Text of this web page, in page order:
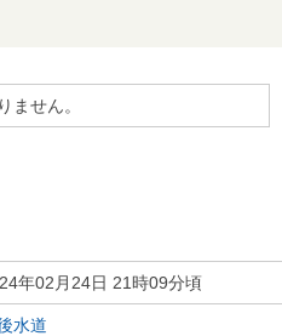
ません。
年02月24日 21時09分頃
水道